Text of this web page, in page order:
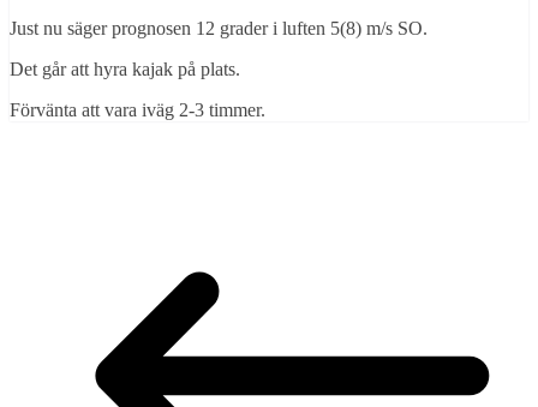
Just nu säger prognosen 12 grader i luften 5(8) m/s SO.
Det går att hyra kajak på plats.
Förvänta att vara iväg 2-3 timmer.